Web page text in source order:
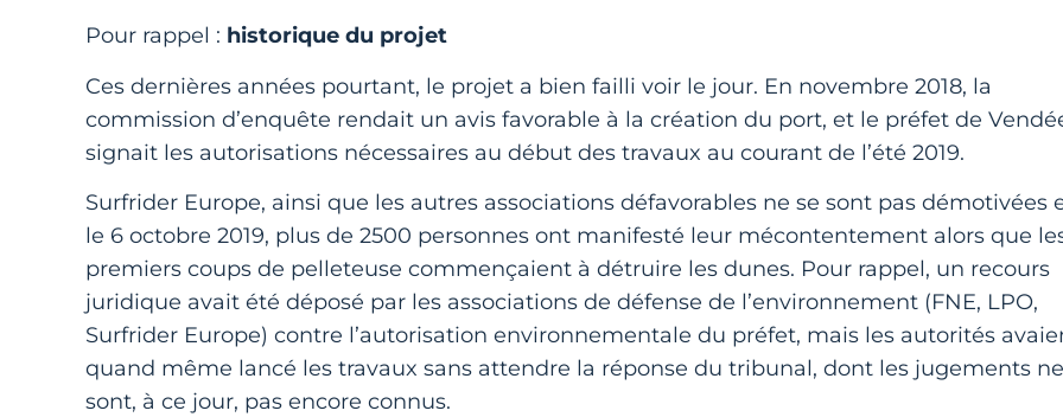
Pour rappel : historique du projet
Ces dernières années pourtant, le projet a bien failli voir le jour. En novembre 2018, la
commission d’enquête rendait un avis favorable à la création du port, et le préfet de
signait les autorisations nécessaires au début des travaux au courant de l’été 2019.
Surfrider Europe, ainsi que les autres associations défavorables ne se sont pas démotivées
le 6 octobre 2019, plus de 2500 personnes ont manifesté leur mécontentement alors que
premiers coups de pelleteuse commençaient à détruire les dunes. Pour rappel, un recours
juridique avait été déposé par les associations de défense de l’environnement (FNE, LPO,
Surfrider Europe) contre l’autorisation environnementale du préfet, mais les autorités
quand même lancé les travaux sans attendre la réponse du tribunal, dont les jugements ne
sont, à ce jour, pas encore connus.